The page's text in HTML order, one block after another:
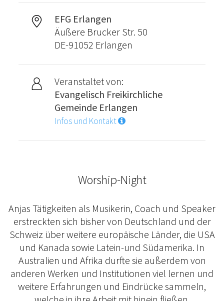
EFG Erlangen
Äußere Brucker Str. 50
DE-91052 Erlangen
Veranstaltet von:
Evangelisch Freikirchliche
Gemeinde Erlangen
Infos und Kontakt
Worship-Night
Anjas Tätigkeiten als Musikerin, Coach und Speaker
erstreckten sich bisher von Deutschland und der
Schweiz über weitere europäische Länder, die USA
und Kanada sowie Latein-und Südamerika. In
Australien und Afrika durfte sie außerdem von
anderen Werken und Institutionen viel lernen und
weitere Erfahrungen und Eindrücke sammeln,